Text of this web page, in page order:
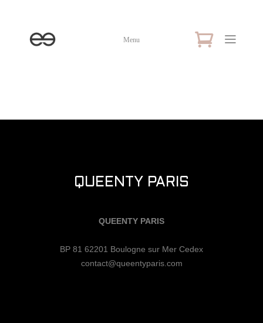
Menu
QUEENTY PARIS
QUEENTY PARIS
BP 81 62201 Boulogne sur Mer Cedex
contact@queentyparis.com